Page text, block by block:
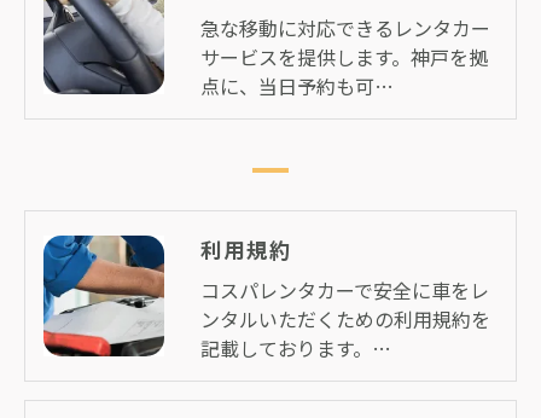
急な移動に対応できるレンタカー
サービスを提供します。神戸を拠
点に、当日予約も可…
利用規約
コスパレンタカーで安全に車をレ
ンタルいただくための利用規約を
記載しております。…